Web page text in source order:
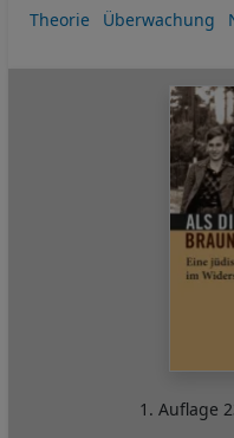
Theorie
Überwachung
1. Auflage